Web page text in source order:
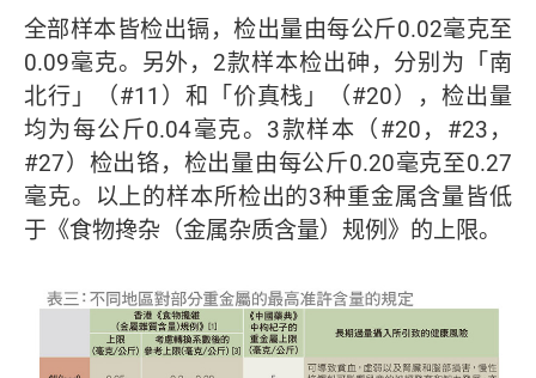
全部样本皆检出镉，检出量由每公斤0.02毫克至
0.09毫克。另外，2款样本检出砷，分别为「南
北行」（#11）和「价真栈」（#20），检出量
均为每公斤0.04毫克。3款样本（#20，#23，
#27）检出铬，检出量由每公斤0.20毫克至0.27
毫克。以上的样本所检出的3种重金属含量皆低
于《食物搀杂（金属杂质含量）规例》的上限。